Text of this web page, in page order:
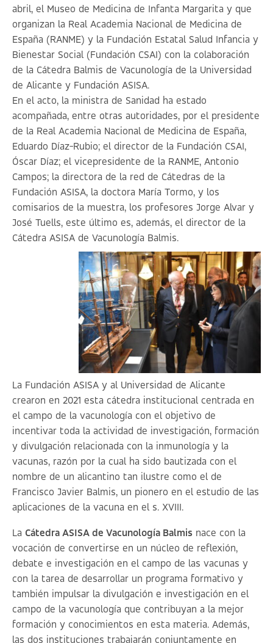
abril, el Museo de Medicina de Infanta Margarita y que
organizan la Real Academia Nacional de Medicina de
España (RANME) y la Fundación Estatal Salud Infancia y
Bienestar Social (Fundación CSAI) con la colaboración
de la Cátedra Balmis de Vacunología de la Universidad
de Alicante y Fundación ASISA.
En el acto, la ministra de Sanidad ha estado
acompañada, entre otras autoridades, por el presidente
de la Real Academia Nacional de Medicina de España,
Eduardo Díaz-Rubio; el director de la Fundación CSAI,
Óscar Díaz; el vicepresidente de la RANME, Antonio
Campos; la directora de la red de Cátedras de la
Fundación ASISA, la doctora María Tormo, y los
comisarios de la muestra, los profesores Jorge Alvar y
José Tuells, este último es, además, el director de la
Cátedra ASISA de Vacunología Balmis.
La Fundación ASISA y al Universidad de Alicante
crearon en 2021 esta cátedra institucional centrada en
el campo de la vacunología con el objetivo de
incentivar toda la actividad de investigación, formación
y divulgación relacionada con la inmunología y la
vacunas, razón por la cual ha sido bautizada con el
nombre de un alicantino tan ilustre como el de
Francisco Javier Balmis, un pionero en el estudio de las
aplicaciones de la vacuna en el s. XVIII.
La Cátedra ASISA de Vacunología Balmis nace con la
vocación de convertirse en un núcleo de reflexión,
debate e investigación en el campo de las vacunas y
con la tarea de desarrollar un programa formativo y
también impulsar la divulgación e investigación en el
campo de la vacunología que contribuyan a la mejor
formación y conocimientos en esta materia. Además,
las dos instituciones trabajarán conjuntamente en